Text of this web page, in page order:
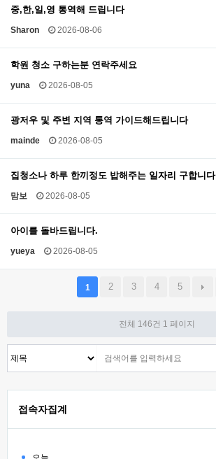
중,한,일,영 통역해 드립니다
Sharon 2026-08-06
학원 청소 구하는분 연락주세요
yuna 2026-08-05
광저우 및 주변 지역 통역 가이드해드립니다
mainde 2026-08-05
집청소나 하루 한끼정도 밥해주는 일자리 구합니다
맘보 2026-08-05
아이를 돌바드립니다.
yueya 2026-08-05
1 2 3 4 5
전체 146건 1 페이지
접속자집계